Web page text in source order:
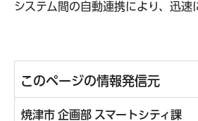
システム間の自動連携により、迅速
このページの情報発信元
焼津市 企画部 スマートシティ課